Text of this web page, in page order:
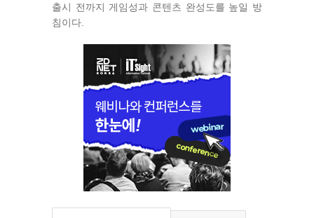
출시 전까지 게임성과 콘텐츠 완성도를 높일 방
침이다.